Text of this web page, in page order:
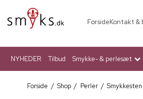
ForsideKontakt &
NYHEDER Tilbud Smykke- & perlesæt
Forside / Shop / Perler /